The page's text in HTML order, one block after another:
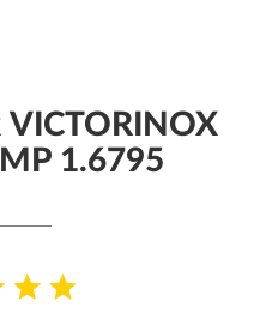
1.6795